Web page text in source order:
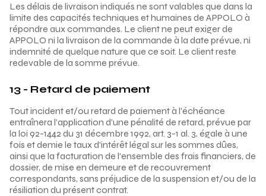
Les délais de livraison indiqués ne sont valables que dans la
limite des capacités techniques et humaines de APPOLO à
répondre aux commandes. Le client ne peut exiger de
APPOLO ni la livraison de la commande à la date prévue, ni
indemnité de quelque nature que ce soit. Le client reste
redevable de la somme prévue.
13 - Retard de paiement
Tout incident et/ou retard de paiement à l'échéance
entraînera l'application d'une pénalité de retard, prévue par
la loi 92-1442 du 31 décembre 1992, art. 3-1 al. 3, égale à une
fois et demie le taux d'intérêt légal sur les sommes dûes,
ainsi que la facturation de l'ensemble des frais financiers, de
dossier, de mise en demeure et de recouvrement
correspondants, sans préjudice de la suspension et/ou de la
résiliation du présent contrat.